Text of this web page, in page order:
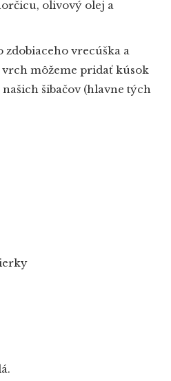
olivový olej a
vrecúška a
vrch môžeme pridať kúsok
šibačov (hlavne tých